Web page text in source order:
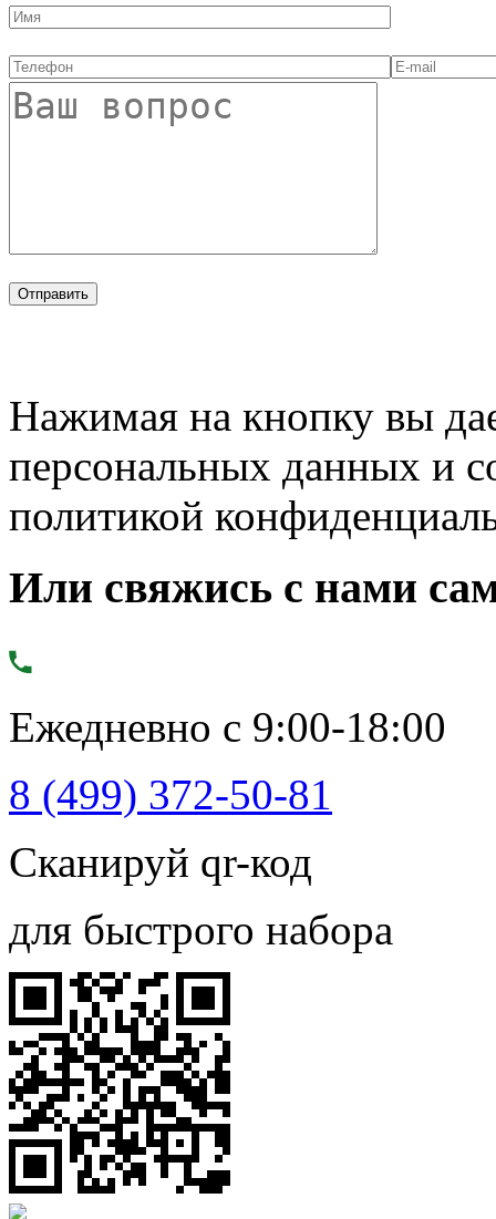
Нажимая на кнопку вы
персональных данных и
политикой
Или свяжись с нами
Ежедневно с 9:00-18:00
8 (499) 372-50-81
Сканируй qr-код
для быстрого набора